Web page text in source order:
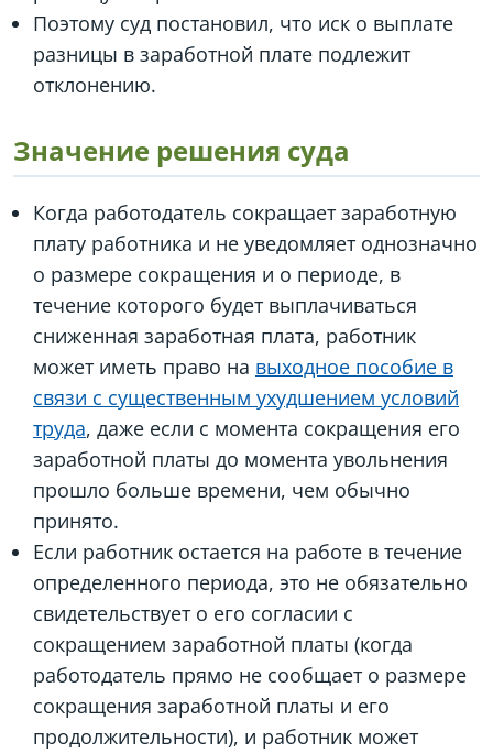
Поэтому суд постановил, что иск о выплате
разницы в заработной плате подлежит
отклонению.
Значение решения суда
Когда работодатель сокращает заработную
плату работника и не уведомляет однозначно
о размере сокращения и о периоде, в
течение которого будет выплачиваться
сниженная заработная плата, работник
может иметь право на выходное пособие в
связи с существенным ухудшением условий
труда, даже если с момента сокращения его
заработной платы до момента увольнения
прошло больше времени, чем обычно
принято.
Если работник остается на работе в течение
определенного периода, это не обязательно
свидетельствует о его согласии с
сокращением заработной платы (когда
работодатель прямо не сообщает о размере
сокращения заработной платы и его
продолжительности), и работник может